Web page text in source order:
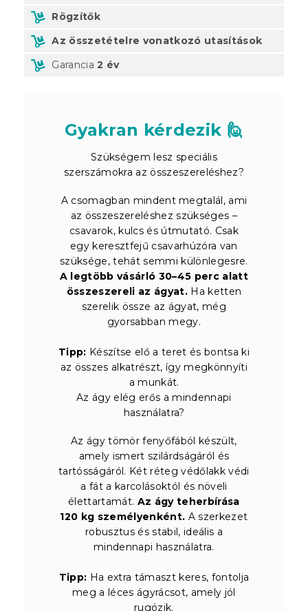
Rögzítők
Az összetételre vonatkozó utasítások
Garancia2 év
Gyakran kérdezik 🙋
Szükségem lesz speciális
szerszámokra az összeszereléshez?
A csomagban mindent megtalál, ami
az összeszereléshez szükséges –
csavarok, kulcs és útmutató. Csak
egy keresztfejű csavarhúzóra van
szüksége, tehát semmi különlegesre.
A legtöbb vásárló 30–45 perc alatt
összeszereli az ágyat. Ha ketten
szerelik össze az ágyat, még
gyorsabban megy.
Tipp: Készítse elő a teret és bontsa ki
az összes alkatrészt, így megkönnyíti
a munkát.
Az ágy elég erős a mindennapi
használatra?
Az ágy tömör fenyőfából készült,
amely ismert szilárdságáról és
tartósságáról. Két réteg védőlakk védi
a fát a karcolásoktól és növeli
élettartamát. Az ágy teherbírása
120 kg személyenként. A szerkezet
robusztus és stabil, ideális a
mindennapi használatra.
Tipp: Ha extra támaszt keres, fontolja
meg a léces ágyrácsot, amely jól
rugózik.